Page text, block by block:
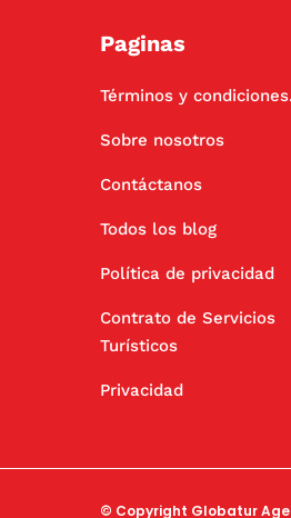
Paginas
Términos y condiciones.
Sobre nosotros
Contáctanos
Todos los blog
Política de privacidad
Contrato de Servicios
Turísticos
Privacidad
© Copyright Globatur